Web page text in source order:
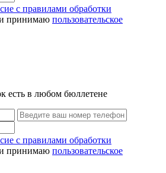
с правилами обработки
принимаю пользовательское
есть в любом бюллетене
с правилами обработки
принимаю пользовательское